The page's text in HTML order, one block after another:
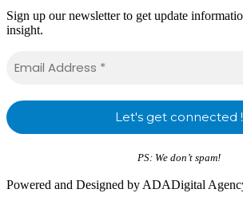
Sign up our newsletter to get update
insight.
PS: We don’t spam!
Powered and Designed by ADADigital